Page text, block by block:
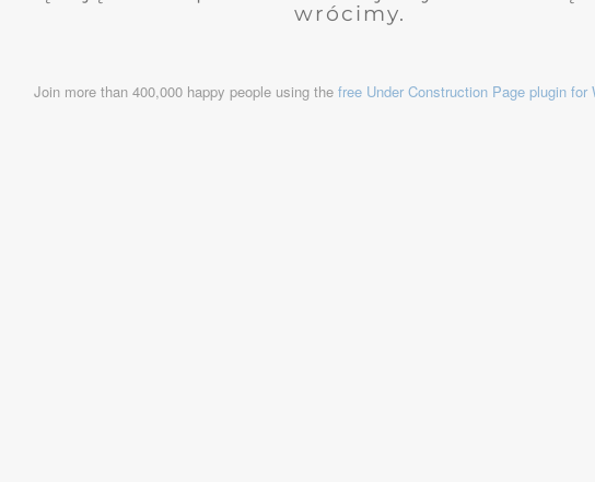
wrócimy.
Join more than 400,000 happy people using the free Under Construction Page plugin for